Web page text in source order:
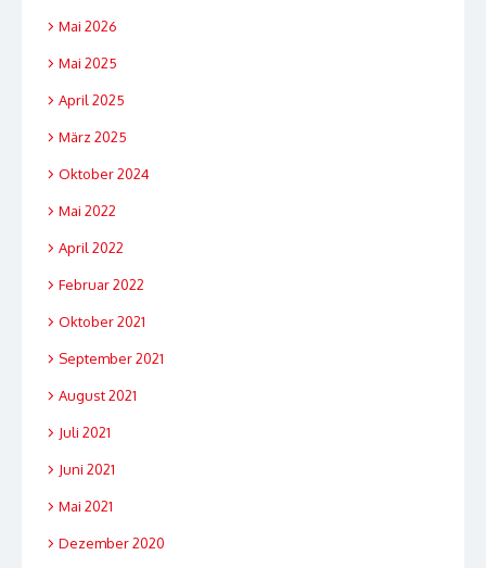
Mai 2026
Mai 2025
April 2025
März 2025
Oktober 2024
Mai 2022
April 2022
Februar 2022
Oktober 2021
September 2021
August 2021
Juli 2021
Juni 2021
Mai 2021
Dezember 2020